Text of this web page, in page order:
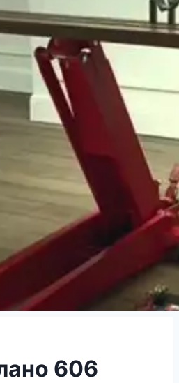
606